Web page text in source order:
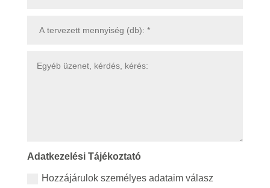
Adatkezelési Tájékoztató
Hozzájárulok személyes adataim válasz